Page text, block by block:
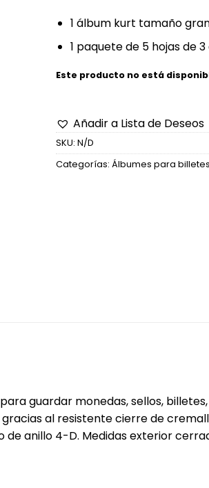
1 álbum kurt tamaño
1 paquete de 5 hojas de
Este producto no está
Añadir a Lista de Deseos
SKU: N/D
Categorías: Álbumes para billetes
guardar monedas, sellos,
al resistente cierre de
de anillo 4-D. Medidas exterior